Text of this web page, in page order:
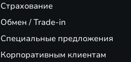
Страхование
Обмен / Trade-in
Специальные предложения
Корпоративным клиентам